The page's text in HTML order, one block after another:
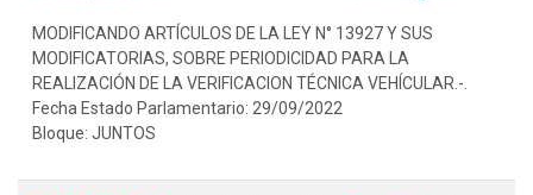
MODIFICANDO ARTÍCULOS DE LA LEY N° 13927 Y SUS
MODIFICATORIAS, SOBRE PERIODICIDAD PARA LA
REALIZACIÓN DE LA VERIFICACION TÉCNICA VEHÍCULAR.-.
Fecha Estado Parlamentario: 29/09/2022
Bloque: JUNTOS